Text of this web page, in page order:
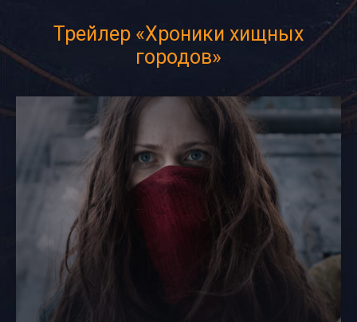
Трейлер «Хроники хищных
городов»